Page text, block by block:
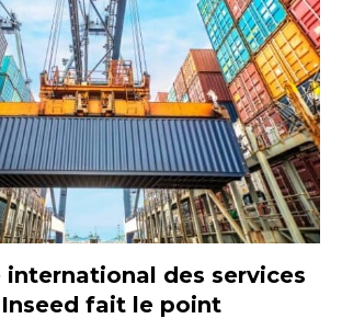
international des services
fait le point